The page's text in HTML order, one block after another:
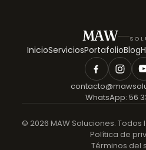
MAW
InicioServiciosPortafolioBlog
WhatsApp: 56
© 2026 MAW Soluciones.
Política de
Términos del